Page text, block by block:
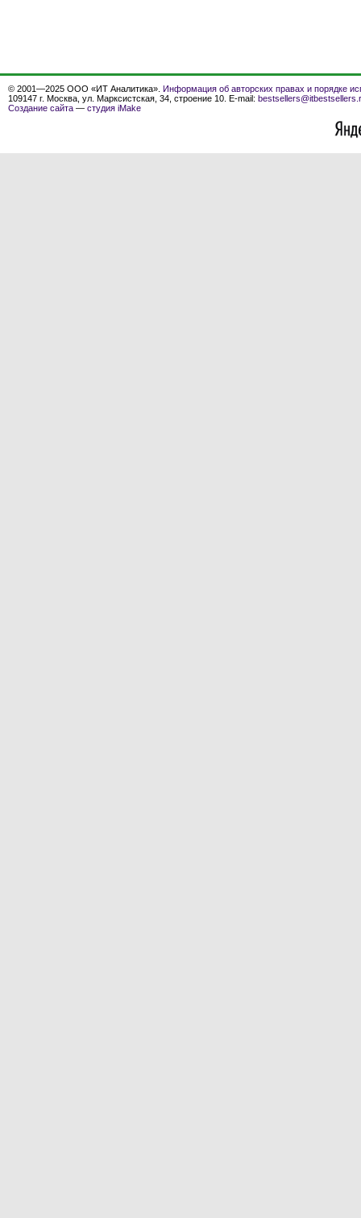
© 2001—2025 ООО «ИТ Аналитика». Информация об авторских правах и порядке
109147 г. Москва, ул. Марксистская, 34, строение 10. E-mail:
Создание сайта — студия iMake